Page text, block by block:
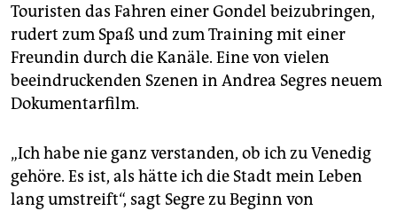
Touristen das Fahren einer Gondel beizubringen,
rudert zum Spaß und zum Training mit einer
Freundin durch die Kanäle. Eine von vielen
beeindruckenden Szenen in Andrea Segres neuem
Dokumentarfilm.
„Ich habe nie ganz verstanden, ob ich zu Venedig
gehöre. Es ist, als hätte ich die Stadt mein Leben
lang umstreift“, sagt Segre zu Beginn von